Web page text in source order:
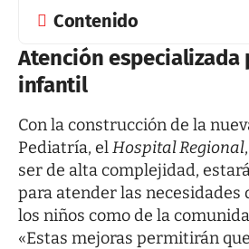
Contenido
Atención especializada
infantil
Con la construcción de la
Pediatría, elHospital Regional
ser de alta complejidad,
para atender las necesidades
los niños como de la
«Estas mejoras permitirán